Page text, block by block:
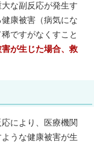
な副反応が発生す
康被害（病気にな
ですがなくすこと
が生じた場合、救
により、医療機関
うな健康被害が生